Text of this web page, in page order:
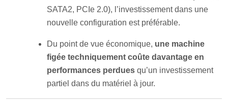
SATA2, PCIe 2.0), l’investissement dans une
nouvelle configuration est préférable.
Du point de vue économique, une machine
figée techniquement coûte davantage en
performances perdues qu’un investissement
partiel dans du matériel à jour.